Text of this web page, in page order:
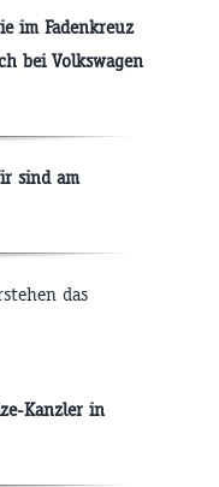
im Fadenkreuz
bei Volkswagen
sind am
das
Kanzler in